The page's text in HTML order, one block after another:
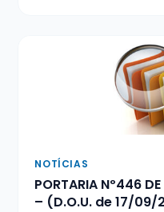
NOTÍCIAS
PORTARIA Nº446 DE
– (D.O.U. de 17/09/